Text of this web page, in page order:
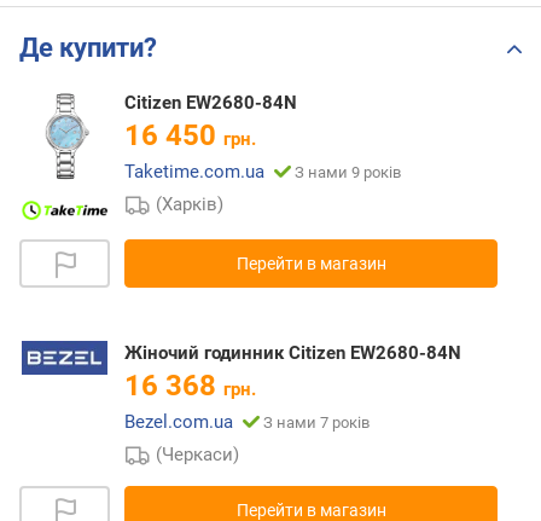
Де купити?
Citizen EW2680-84N
16 450 грн.
Taketime.com.ua
З нами 9 років
(Харків)
Перейти в магазин
Жіночий годинник Citizen EW2680-84N
16 368 грн.
Bezel.com.ua
З нами 7 років
(Черкаси)
Перейти в магазин